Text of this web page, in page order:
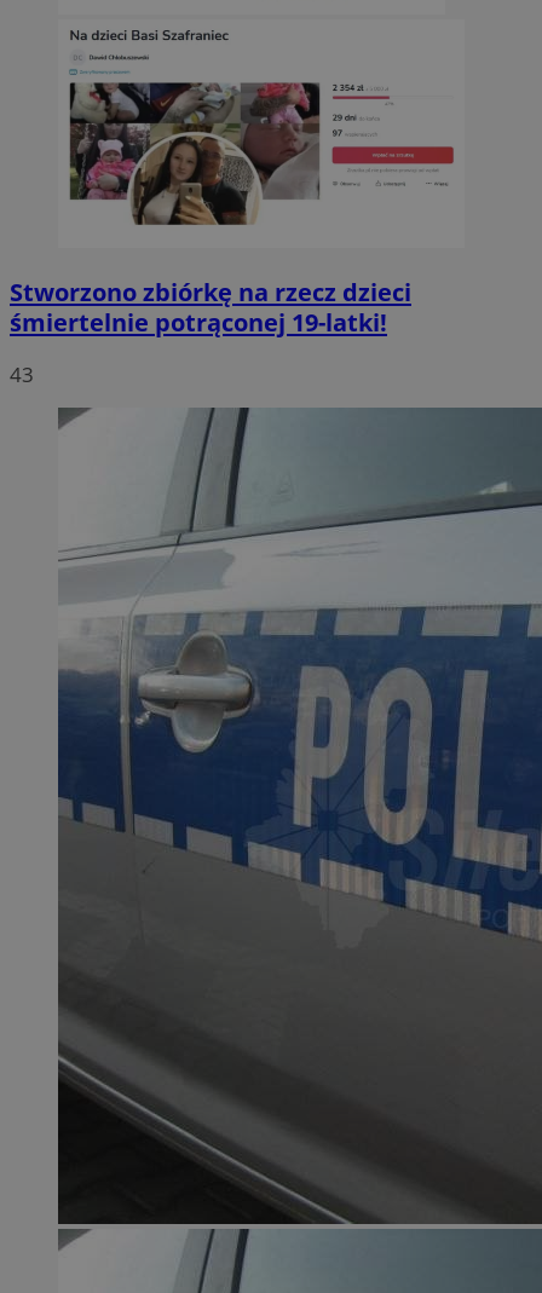
Stworzono zbiórkę na rzecz dzieci
śmiertelnie potrąconej 19-latki!
43